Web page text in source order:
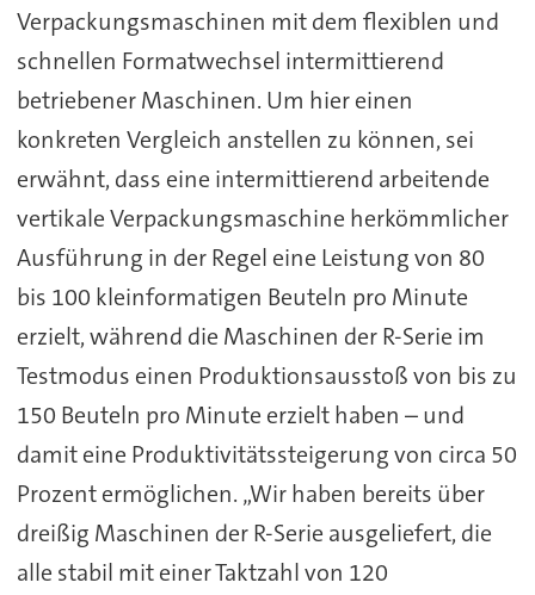
Verpackungsmaschinen mit dem flexiblen und
schnellen Formatwechsel intermittierend
betriebener Maschinen. Um hier einen
konkreten Vergleich anstellen zu können, sei
erwähnt, dass eine intermittierend arbeitende
vertikale Verpackungsmaschine herkömmlicher
Ausführung in der Regel eine Leistung von 80
bis 100 kleinformatigen Beuteln pro Minute
erzielt, während die Maschinen der R-Serie im
Testmodus einen Produktionsausstoß von bis zu
150 Beuteln pro Minute erzielt haben – und
damit eine Produktivitätssteigerung von circa 50
Prozent ermöglichen. „Wir haben bereits über
dreißig Maschinen der R-Serie ausgeliefert, die
alle stabil mit einer Taktzahl von 120